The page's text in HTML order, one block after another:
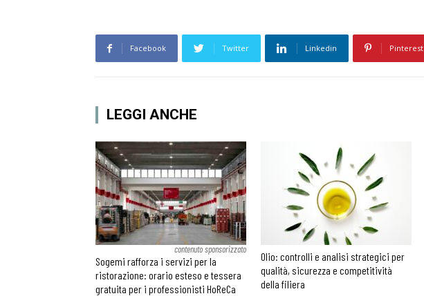
Facebook Twitter Linkedin Pinterest
LEGGI ANCHE
contenuto sponsorizzato
Sogemi rafforza i servizi per la
ristorazione: orario esteso e tessera
gratuita per i professionisti HoReCa
Olio: controlli e analisi strategici per
qualità, sicurezza e competitività
della filiera